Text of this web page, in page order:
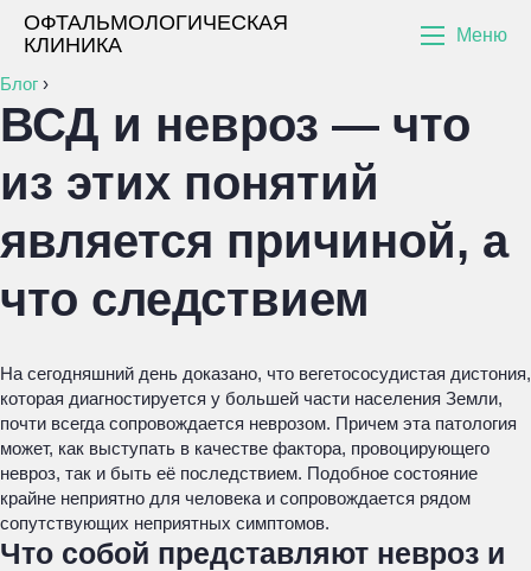
ОФТАЛЬМОЛОГИЧЕСКАЯ
КЛИНИКА
Меню
Блог ›
ВСД и невроз — что
из этих понятий
является причиной, а
что следствием
На сегодняшний день доказано, что вегетососудистая дистония,
которая диагностируется у большей части населения Земли,
почти всегда сопровождается неврозом. Причем эта патология
может, как выступать в качестве фактора, провоцирующего
невроз, так и быть её последствием. Подобное состояние
крайне неприятно для человека и сопровождается рядом
сопутствующих неприятных симптомов.
Что собой представляют невроз и